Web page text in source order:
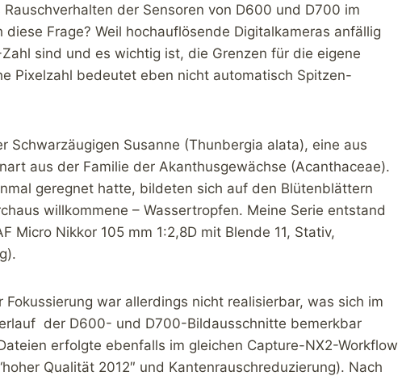
der Sensoren von D600 und D700 im
Frage? Weil hochauflösende Digitalkameras anfällig
sind und es wichtig ist, die Grenzen für die eigene
Pixelzahl bedeutet eben nicht automatisch Spitzen-
Schwarzäugigen Susanne (Thunbergia alata), eine aus
aus der Familie der Akanthusgewächse (Acanthaceae).
geregnet hatte, bildeten sich auf den Blütenblättern
willkommene – Wassertropfen. Meine Serie entstand
Micro Nikkor 105 mm 1:2,8D mit Blende 11, Stativ,
war allerdings nicht realisierbar, was sich im
der D600- und D700-Bildausschnitte bemerkbar
erfolgte ebenfalls im gleichen Capture-NX2-Workflow
Qualität 2012″ und Kantenrauschreduzierung). Nach